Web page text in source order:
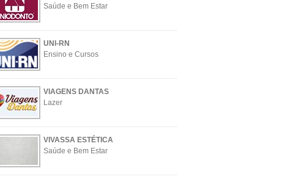
Saúde e Bem Estar
UNI-RN
Ensino e Cursos
VIAGENS DANTAS
Lazer
VIVASSA ESTÉTICA
Saúde e Bem Estar